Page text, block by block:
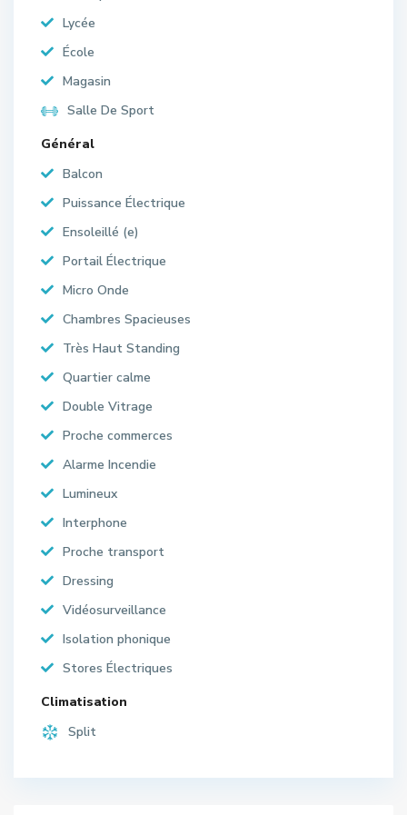
Lycée
École
Magasin
Salle De Sport
Général
Balcon
Puissance Électrique
Ensoleillé (e)
Portail Électrique
Micro Onde
Chambres Spacieuses
Très Haut Standing
Quartier calme
Double Vitrage
Proche commerces
Alarme Incendie
Lumineux
Interphone
Proche transport
Dressing
Vidéosurveillance
Isolation phonique
Stores Électriques
Climatisation
Split